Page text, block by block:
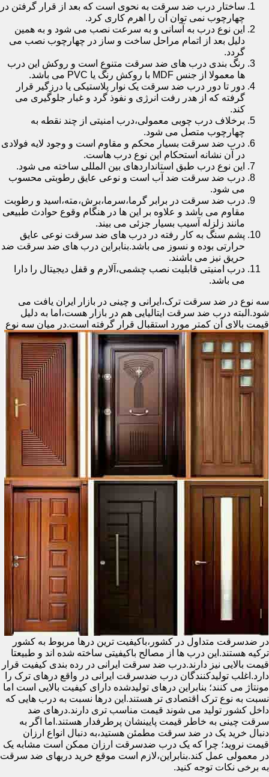
ساختار درب ضد سرقت به نحوی است که بعد از قرار گرفتن در
چهارچوب نمی توان آن را اهرم کاری کرد.
این نوع درب به آسانی و به سرعت نصب می شود و به همین
دلیل بعد از اتمام مراحل ساخت و ساز در چهارچوب نصب می
گردد.
رنگ بندی درب های ضد سرقت متنوع است و روکش این درب
ها معمولا از جنس MDF با روکش رنگ یا PVC می باشد.
دور تا دور درب ضد سرقت یک نوار پلاستیکی یا درزگیر قرار
گرفته که از هدر رفت انرژی و نفوذ گرد و غبار جلوگیری می
کند.
برخلاف درب چوبی معمولی،درب امنیتی از چند نقطه به
چهارچوب متصل می شود.
درب ضد سرقت بسیار محکم و مقاوم است و وجود لایه فولادی
در آن نشانه استحکام این نوع درب هاست.
این نوع درب طبق استانداردهای بین المللی ساخته می شود.
درب ضد سرقت ضد آب است و نوعی عایق رطوبتی محسوب
می شود.
درب ضد سرقت در برابر گرما،سرما،برش،مته،اسید و رطوبت
مقاوم می باشد و علاوه بر این ها در هنگام وقوع حوادث طبیعی
مانند زلزله آسیب بسیار جزئی می بیند.
پشم سنگ به کار رفته در درب های ضد سرقت نوعی عایق
حرارتی بوده و نسوز می باشد.بنابراین درب های ضد سرقت ضد
حریق نیز می باشند.
درب امنیتی قابلیت نصب چشمی،آلارم و قفل دیجیتال را دارا
می باشد.
سه نوع در ضد سرقت ترک،ایرانی و چینی در بازار ایران یافت می
شود.البته درب ضد سرقت ایتالیایی هم در بازار هست،اما به دلیل
قیمت بالای آن کمتر مورد استقبال قرار گرفته است.در میان سه نوع
در ضدسرقت متداول در کشور،باکیفیت ترین درها مربوط به کشور
ترکیه هستند.این درب ها از مصالح باکیفیتی ساخته شده اند و طبیعتا
قیمت بالایی نیز دارند.درب ضد سرقت ایرانی در رده بندی کیفیت قرار
دارد.اغلب تولیدکنندگان درب ضدسرقت ایرانی در واقع درهای ترک را
مونتاژ می کنند؛ بنابراین درهای تولیدشده دارای کیفیت بالایی است اما
نسبت به نوع ترک اقتصادی تر هستند.این درها نسبت به درب هایی که
داخل کشور تولید می شوند قیمت مناسب تری دارند.درهای ضد
سرقت چینی به خاطر قیمت پایینشان پرطرفدار هستند.اما اگر به
دنبال خرید یک در ضد سرقت مطمئن هستید،به دنبال انواع ارزان
قیمت نروید؛ چرا که یک درب ضدسرقت ارزان ممکن است مشابه یک
در معمولی عمل کند.بنابراین،لازم است موقع خرید دربهای ضد سرقت
به برخی نکات توجه کنید.